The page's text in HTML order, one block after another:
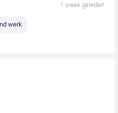
1 week geleden
werk